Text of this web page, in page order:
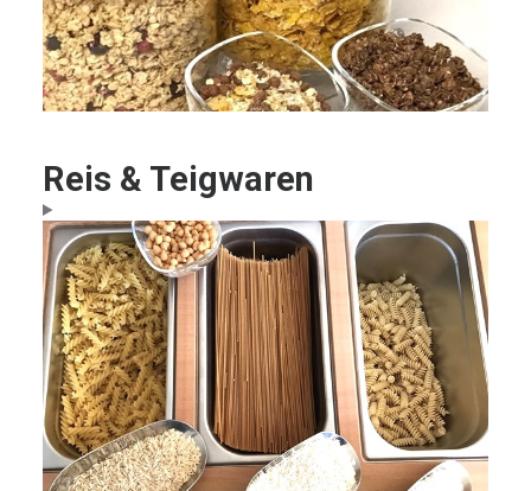
Reis & Teigwaren